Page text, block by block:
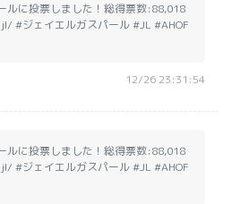
ルに投票しました！総得票数:88,018
#ジェイエルガスパール #JL #AHOF
12/26 23:31:54
ルに投票しました！総得票数:88,018
#ジェイエルガスパール #JL #AHOF